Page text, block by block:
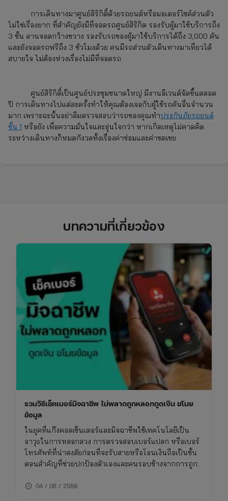
การเดินทางมาศูนย์สิริกิติ์ด้วยรถยนต์หรือมอเตอร์ไซค์ส่วนตัว
ไม่ใช่เรื่องยาก ที่สำคัญยังมีที่จอดรถศูนย์สิริกิต รองรับผู้มาใช้บริการถึง
3 ชั้น ลานจอดกว้างขวาง รองรับรถของผู้มาใช้บริการได้ถึง 3,000 คัน
และยังจอดรถฟรีถึง 3 ชั่วโมงด้วย คนมีรถส่วนตัวเดินทางมาเที่ยวได้
สบายใจ ไม่ต้องห่วงเรื่องไม่มีที่จอดรถ
ศูนย์สิริกิติ์เป็นศูนย์ประชุมขนาดใหญ่ มีงานอีเวนต์จัดขึ้นตลอด
ปี การเดินทางไปแต่ละครั้งทำให้คุณต้องเจอกับผู้ใช้รถคันอื่นจำนวน
มาก เพราะฉะนั้นอย่าลืมตรวจสอบว่ารถของคุณทำประกันภัยรถยนต์
ชั้น 1 หรือยัง เพื่อความมั่นใจและอุ่นใจกว่า หากเกิดเหตุไม่คาดคิด
ระหว่างเดินทางก็หมดกังวลทั้งเรื่องค่าซ่อมและค่าชดเชย
บทความที่เกี่ยวข้อง
รวมวิธีเช็คเบอร์มิจฉาชีพ ไม่พลาดถูกหลอกดูดเงิน ขโมย
ข้อมูล
ในยุคที่แก๊งคอลเซ็นเตอร์และมิจฉาชีพใช้เทคโนโลยีเป็น
อาวุธในการหลอกลวง การตรวจสอบเบอร์แปลก หรือเบอร์
โทรศัพท์ที่น่าสงสัยก่อนที่จะรับสายหรือโอนเงินถือเป็นขั้น
ตอนสำคัญที่ช่วยปกป้องตัวเองและคนรอบข้างจากการถูก
ต้องและใช้เครื่องมือที่เหมาะสม บทความนี้จึงรวบรวมวิธี
schedule 04 / 08 / 2569